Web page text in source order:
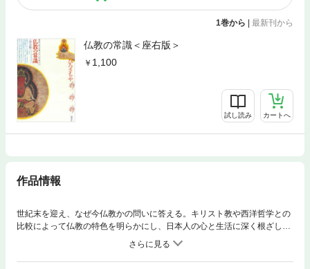
1巻から | 最新刊から
仏教の常識＜座右版＞
1,100
試し読み カートへ
作品情報
世紀末を迎え、なぜ今仏教かの問いに答える。キリスト教や西洋哲学との
比較によって仏教の特色を明らかにし、日本人の心と生活に深く根ざした
ものの考え方をさぐった、ユニ－クな仏教入門書。おもな内容◎釈尊の自
殺◎仏とは何か？◎三つの仏教◎解脱の病理学◎”空”の哲学◎”縁起”の世の
中◎”中道”の実践◎”不思議”の宗教◎三つの道◎仏としての生き方